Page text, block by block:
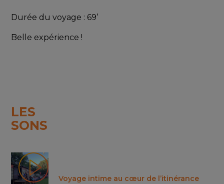
Durée du voyage : 69’
Belle expérience !
LES
SONS
Voyage intime au cœur de l’itinérance